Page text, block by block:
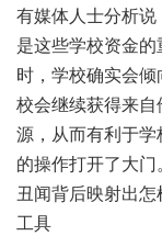
有媒体人士分析
是这些学校资金
时，学校确实会
校会继续获得来
源，从而有利于
的操作打开了大门。
丑闻背后映射出
工具